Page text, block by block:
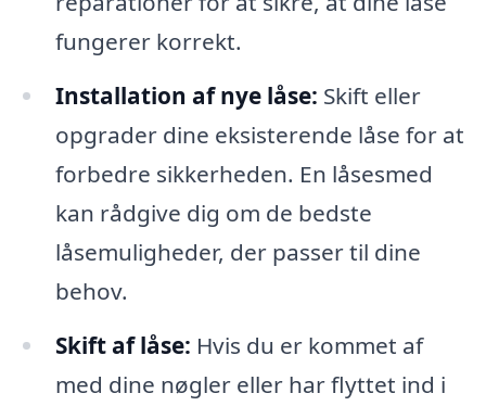
fungerer korrekt.
Installation af nye låse: Skift eller
opgrader dine eksisterende låse for at
forbedre sikkerheden. En låsesmed
kan rådgive dig om de bedste
låsemuligheder, der passer til dine
behov.
Skift af låse: Hvis du er kommet af
med dine nøgler eller har flyttet ind i